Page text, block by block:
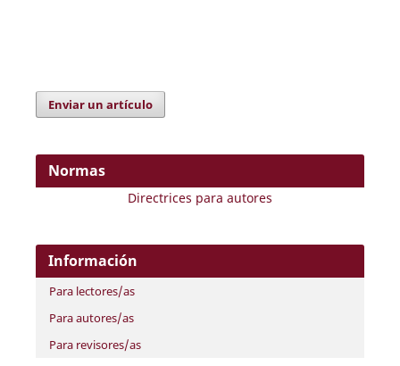
Enviar un artículo
Normas
Directrices para autores
Información
Para lectores/as
Para autores/as
Para revisores/as